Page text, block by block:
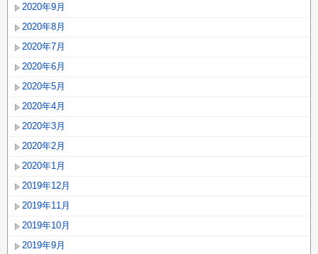
2020年9月
2020年8月
2020年7月
2020年6月
2020年5月
2020年4月
2020年3月
2020年2月
2020年1月
2019年12月
2019年11月
2019年10月
2019年9月